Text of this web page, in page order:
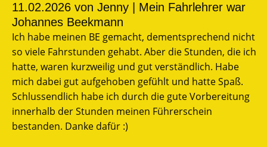
11.02.2026 von Jenny | Mein Fahrlehrer war
Johannes Beekmann
Ich habe meinen BE gemacht, dementsprechend nicht
so viele Fahrstunden gehabt. Aber die Stunden, die ich
hatte, waren kurzweilig und gut verständlich. Habe
mich dabei gut aufgehoben gefühlt und hatte Spaß.
Schlussendlich habe ich durch die gute Vorbereitung
innerhalb der Stunden meinen Führerschein
bestanden. Danke dafür :)